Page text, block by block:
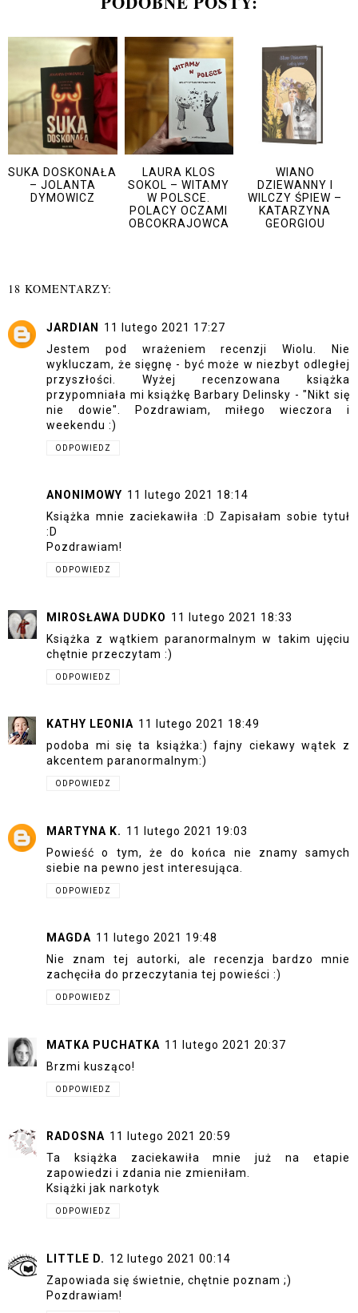
SUKA DOSKONAŁA
– JOLANTA
DYMOWICZ
LAURA KLOS
SOKOL – WITAMY
W POLSCE.
POLACY OCZAMI
OBCOKRAJOWCA
WIANO
DZIEWANNY I
WILCZY ŚPIEW –
KATARZYNA
GEORGIOU
18 KOMENTARZY:
JARDIAN 11 lutego 2021 17:27
Jestem pod wrażeniem recenzji Wiolu. Nie
wykluczam, że sięgnę - być może w niezbyt odległej
przyszłości. Wyżej recenzowana książka
przypomniała mi książkę Barbary Delinsky - "Nikt się
nie dowie". Pozdrawiam, miłego wieczora i
weekendu :)
ODPOWIEDZ
ANONIMOWY 11 lutego 2021 18:14
Książka mnie zaciekawiła :D Zapisałam sobie tytuł
:D
Pozdrawiam!
ODPOWIEDZ
MIROSŁAWA DUDKO 11 lutego 2021 18:33
Książka z wątkiem paranormalnym w takim ujęciu
chętnie przeczytam :)
ODPOWIEDZ
KATHY LEONIA 11 lutego 2021 18:49
podoba mi się ta książka:) fajny ciekawy wątek z
akcentem paranormalnym:)
ODPOWIEDZ
MARTYNA K. 11 lutego 2021 19:03
Powieść o tym, że do końca nie znamy samych
siebie na pewno jest interesująca.
ODPOWIEDZ
MAGDA 11 lutego 2021 19:48
Nie znam tej autorki, ale recenzja bardzo mnie
zachęciła do przeczytania tej powieści :)
ODPOWIEDZ
MATKA PUCHATKA 11 lutego 2021 20:37
Brzmi kusząco!
ODPOWIEDZ
RADOSNA 11 lutego 2021 20:59
Ta książka zaciekawiła mnie już na etapie
zapowiedzi i zdania nie zmieniłam.
Książki jak narkotyk
ODPOWIEDZ
LITTLE D. 12 lutego 2021 00:14
Zapowiada się świetnie, chętnie poznam ;)
Pozdrawiam!